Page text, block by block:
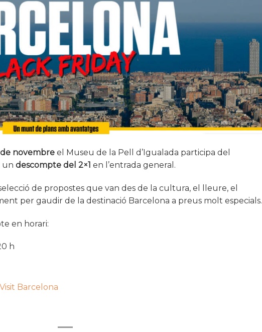
novembreel Museu de la Pell d’Igualada participa del
un descompte del 2×1 en l’entrada general.
de propostes que van des de la cultura, el lleure, el
per gaudir de la destinació Barcelona a preus molt especials.
en horari:
h
Visit Barcelona